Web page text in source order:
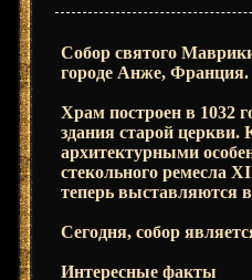
Собор святого
городе Анже, Франция.
Храм построен в 1032
здания старой церкви.
архитектурными
стекольного ремесла
теперь выставляются
Сегодня, собор
Интересные факты